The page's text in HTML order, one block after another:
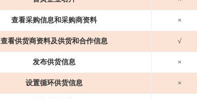
查看采购信息和采购商资料 ×
查看供货商资料及供货和合作信息 √
发布供货信息 ×
设置循环供货信息 ×